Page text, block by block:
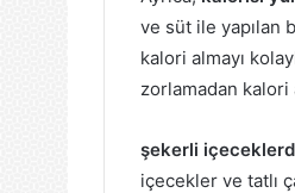
ve süt ile yapılan
kalori almayı
zorlamadan kalori
şekerli
içecekler ve tatlı